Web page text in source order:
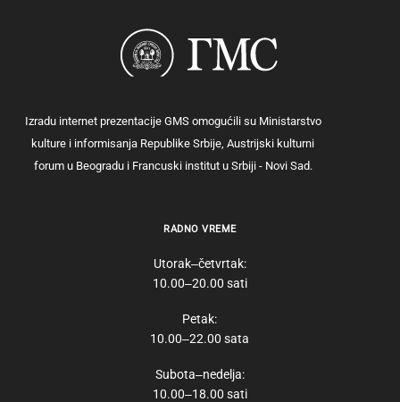
Izradu internet prezentacije GMS omogućili su Ministarstvo
kulture i informisanja Republike Srbije, Austrijski kulturni
forum u Beogradu i Francuski institut u Srbiji - Novi Sad.
RADNO VREME
Utorak‒četvrtak:
10.00‒20.00 sati
Petak:
10.00‒22.00 sata
Subota‒nedelja:
10.00‒18.00 sati